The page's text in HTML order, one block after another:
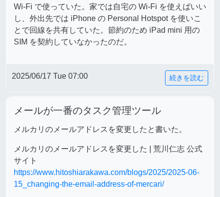
Wi-Fi で使っていた。家では自宅の Wi-Fi を使えばいい
し、外出先では iPhone の Personal Hotspot を使いこ
とで回線を共有していた。節約のため iPad mini 用の
SIM を契約していなかったのだ。
2025/06/17 Tue 07:00 続きを読む
メールが一番のタスク管理ツール
メルカリのメールアドレスを変更したと書いた。
メルカリのメールアドレスを変更した | 荒川仁志 公式
サイト
https://www.hitoshiarakawa.com/blogs/2025/2025-06-
15_changing-the-email-address-of-mercari/